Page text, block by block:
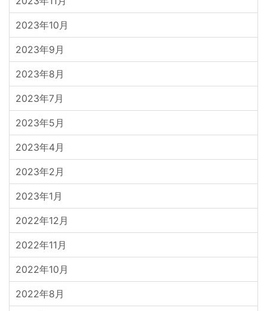
2023年10月
2023年9月
2023年8月
2023年7月
2023年5月
2023年4月
2023年2月
2023年1月
2022年12月
2022年11月
2022年10月
2022年8月